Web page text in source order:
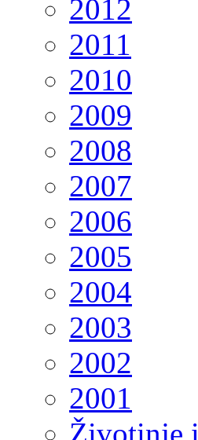
2012
2011
2010
2009
2008
2007
2006
2005
2004
2003
2002
2001
Životinje